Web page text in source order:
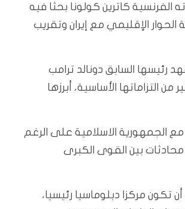
الفرنسية كاترين كولونا بحثا فيه
الإقليمي مع إيران وتقريب
من الاتفاق حول الملف النووي الإيراني عام 2018 في عهد رئيسها السابق دونالد ترامب
التزاماتها الأساسية، أبرزها
مع الجمهورية الاسلامية على الرغم
بين القوى الكبرى
مركزا دبلوماسيا رئيسيا،